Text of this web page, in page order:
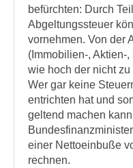
befürchten: Durch
Abgeltungssteuer
vornehmen. Von der
(Immobilien-, Aktien-
wie hoch der nicht
Wer gar keine
entrichten hat und
geltend machen
einer Nettoeinbuße
rechnen.